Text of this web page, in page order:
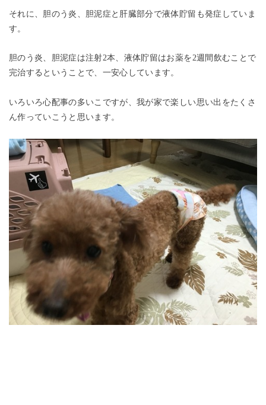
それに、胆のう炎、胆泥症と肝臓部分で液体貯留も発症していま
す。
胆のう炎、胆泥症は注射2本、液体貯留はお薬を2週間飲むことで
完治するということで、一安心しています。
いろいろ心配事の多いこですが、我が家で楽しい思い出をたくさ
ん作っていこうと思います。